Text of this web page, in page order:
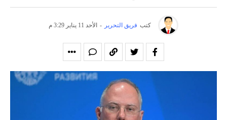
كتب فريق التحرير - الأحد 11 يناير 3:29 م